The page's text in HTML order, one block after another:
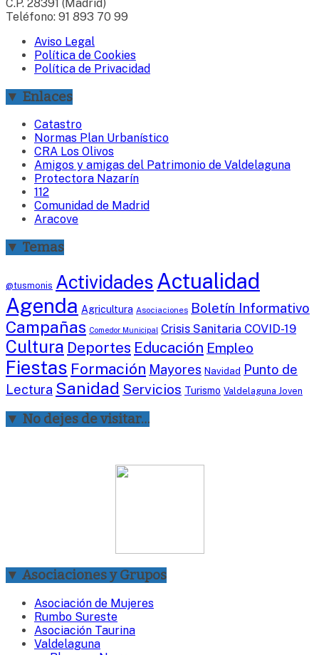
C.P. 28391 (Madrid)
Teléfono: 91 893 70 99
Aviso Legal
Política de Cookies
Política de Privacidad
▼ Enlaces
Catastro
Normas Plan Urbanístico
CRA Los Olivos
Amigos y amigas del Patrimonio de Valdelaguna
Protectora Nazarín
112
Comunidad de Madrid
Aracove
▼ Temas
@tusmonis ActividadesActualidad
Agenda Agricultura Asociaciones Boletín Informativo
Campañas Comedor Municipal Crisis Sanitaria COVID-19
Cultura Deportes Educación Empleo
Fiestas Formación Mayores Navidad Punto de
Lectura Sanidad Servicios Turismo Valdelaguna Joven
▼ No dejes de visitar…
▼ Asociaciones y Grupos
Asociación de Mujeres
Rumbo Sureste
Asociación Taurina
Valdelaguna